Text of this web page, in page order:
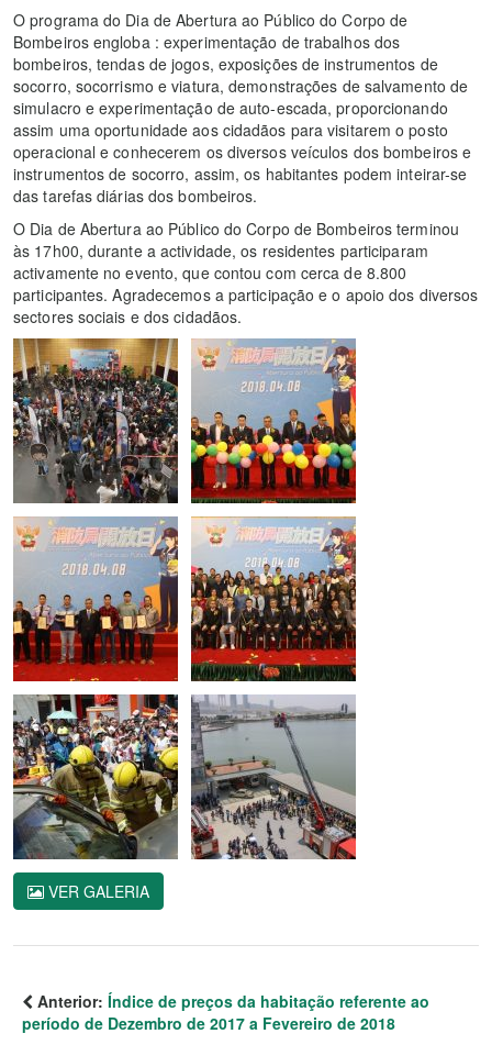
O programa do Dia de Abertura ao Público do Corpo de
Bombeiros engloba : experimentação de trabalhos dos
bombeiros, tendas de jogos, exposições de instrumentos de
socorro, socorrismo e viatura, demonstrações de salvamento de
simulacro e experimentação de auto-escada, proporcionando
assim uma oportunidade aos cidadãos para visitarem o posto
operacional e conhecerem os diversos veículos dos bombeiros e
instrumentos de socorro, assim, os habitantes podem inteirar-se
das tarefas diárias dos bombeiros.
O Dia de Abertura ao Público do Corpo de Bombeiros terminou
às 17h00, durante a actividade, os residentes participaram
activamente no evento, que contou com cerca de 8.800
participantes. Agradecemos a participação e o apoio dos diversos
sectores sociais e dos cidadãos.
VER GALERIA
Anterior: Índice de preços da habitação referente ao
período de Dezembro de 2017 a Fevereiro de 2018